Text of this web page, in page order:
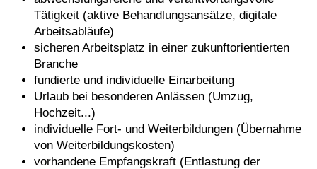
Tätigkeit (aktive Behandlungsansätze, digitale
Arbeitsabläufe)
sicheren Arbeitsplatz in einer zukunftorientierten
Branche
fundierte und individuelle Einarbeitung
Urlaub bei besonderen Anlässen (Umzug,
Hochzeit...)
individuelle Fort- und Weiterbildungen (Übernahme
von Weiterbildungskosten)
vorhandene Empfangskraft (Entlastung der